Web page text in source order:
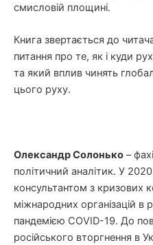
смисловій площині.
Книга звертається до
питання про те, як і куди
та який вплив чинять
цього руху.
Олександр Солонько –
політичний аналітик. У
консультантом з кризових
міжнародних організацій в
пандемією COVID-19. До
російського вторгнення в